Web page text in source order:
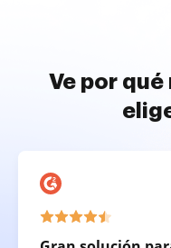
Ve por